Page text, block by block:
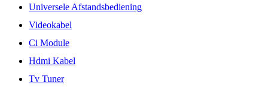
Universele Afstandsbediening
Videokabel
Ci Module
Hdmi Kabel
Tv Tuner